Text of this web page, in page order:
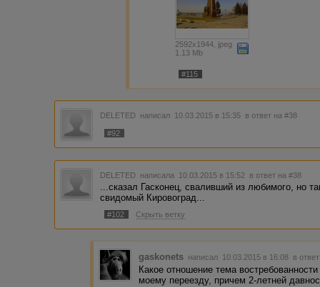
2592x1944, jpeg
1.13 Mb
#115
DELETED написал 10.03.2015 в 15:35 в ответ на #38
#92
DELETED написала 10.03.2015 в 15:52 в ответ на #38
...сказал Гасконец, сваливший из любимого, но
свидомый Кировоград...
#102 Скрыть ветку
gaskonets написал 10.03.2015 в 16:08 в
Какое отношение тема
моему переезду, причем 2-летней